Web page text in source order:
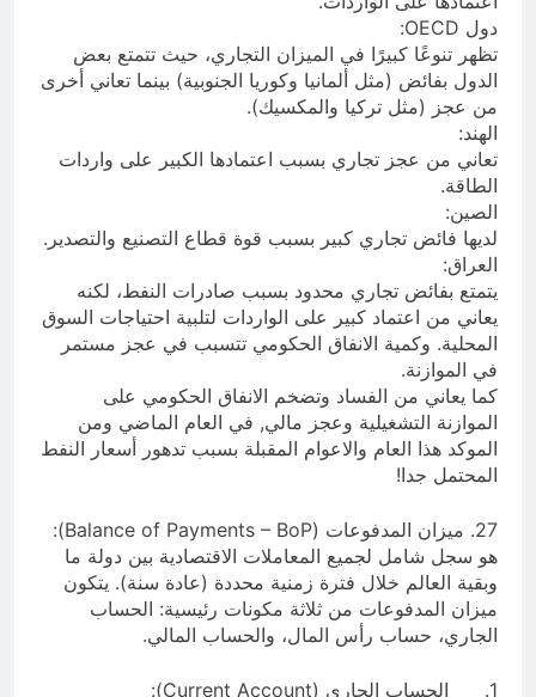
دول OECD:
تظهر تنوعًا كبيرًا في الميزان التجاري، حيث تتمتع بعض
الدول بفائض (مثل ألمانيا وكوريا الجنوبية) بينما تعاني أخرى
من عجز (مثل تركيا والمكسيك).
الهند:
تعاني من عجز تجاري بسبب اعتمادها الكبير على واردات
الطاقة.
الصين:
لديها فائض تجاري كبير بسبب قوة قطاع التصنيع والتصدير.
العراق:
يتمتع بفائض تجاري محدود بسبب صادرات النفط، لكنه
يعاني من اعتماد كبير على الواردات لتلبية احتياجات السوق
المحلية. وكمية الانفاق الحكومي تتسبب في عجز مستمر
في الموازنة.
كما يعاني من الفساد وتضخم الانفاق الحكومي على
الموازنة التشغيلية وعجز مالي, في العام الماضي ومن
الموكد هذا العام والاعوام المقبلة بسبب تدهور أسعار النفط
المحتمل جدا!
27. ميزان المدفوعات (Balance of Payments – BoP):
هو سجل شامل لجميع المعاملات الاقتصادية بين دولة ما
وبقية العالم خلال فترة زمنية محددة (عادة سنة). يتكون
ميزان المدفوعات من ثلاثة مكونات رئيسية: الحساب
الجاري، حساب رأس المال، والحساب المالي.
1. الحساب الجاري (Current Account):